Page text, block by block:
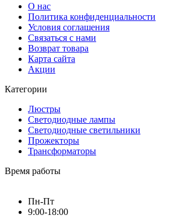
О нас
Политика конфиденциальности
Условия соглашения
Связаться с нами
Возврат товара
Карта сайта
Акции
Категории
Люстры
Светодиодные лампы
Светодиодные светильники
Прожекторы
Трансформаторы
Время работы
Пн-Пт
9:00-18:00